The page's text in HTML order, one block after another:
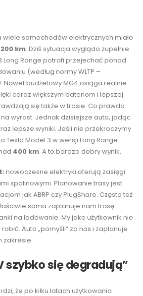
wiele samochodów elektrycznych miało
200 km. Dziś sytuacja wygląda zupełnie
Long Range potrafi przejechać ponad
(według normy WLTP –
Nawet budżetowy MG4 osiąga realnie
coraz większym bateriom i lepszej
się także w trasie. Co prawda
wyrost. Jednak dzisiejsze auta, jadąc
lepsze wyniki. Jeśli nie przekroczymy
Tesla Model 3 w wersji Long Range
400 km. A to bardzo dobry wynik.
nowoczesne elektryki oferują zasięgi
spalinowymi. Planowanie trasy jest
jak ABRP czy PlugShare. Często też
sama zaplanuje nam trasę
na ładowanie. My jako użytkownik nie
Auto „pomyśli” za nas i zaplanuje
zakresie.
szybko się degradują”
że po kilku latach użytkowania